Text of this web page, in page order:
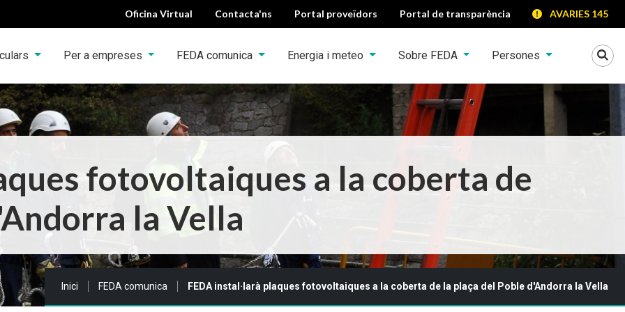
Oficina Virtual Contacta'ns Portal proveïdors Portal de transparència AVARIES 145
Per a empreses FEDA comunica Energia i meteo Sobre FEDA Persones
fotovoltaiques a la coberta de
la Vella
Sou a:
Inici FEDA comunica FEDA instal·larà plaques fotovoltaiques a la coberta de la plaça del Poble d'Andorra la Vella